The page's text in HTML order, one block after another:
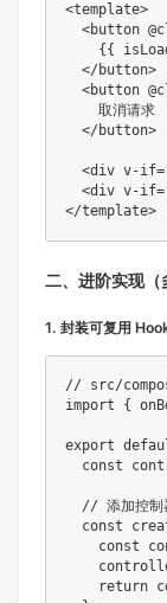
<template>
<button
    {
{
  </button>
<button
    取消请求
  </button>
<div v-
<div v-
</template>
二、进阶实现（
1. 封装可复用
// src/
import {
export
const
// 添加控制
const
const
return